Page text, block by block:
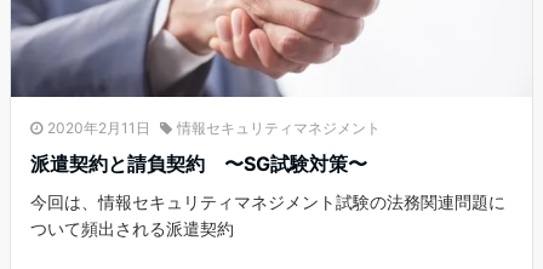
2020年2月11日 情報セキュリティマネジメント
派遣契約と請負契約 〜SG試験対策〜
今回は、情報セキュリティマネジメント試験の法務関連問題に
ついて頻出される派遣契約